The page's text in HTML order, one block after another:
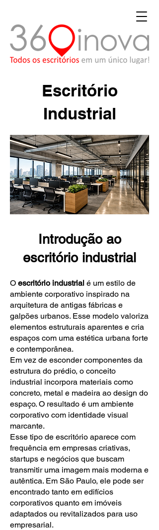
Escritório
Industrial
Introdução ao
escritório industrial
O escritório industrial é um estilo de
ambiente corporativo inspirado na
arquitetura de antigas fábricas e
galpões urbanos. Esse modelo valoriza
elementos estruturais aparentes e cria
espaços com uma estética urbana forte
e contemporânea.
Em vez de esconder componentes da
estrutura do prédio, o conceito
industrial incorpora materiais como
concreto, metal e madeira ao design do
espaço. O resultado é um ambiente
corporativo com identidade visual
marcante.
Esse tipo de escritório aparece com
frequência em empresas criativas,
startups e negócios que buscam
transmitir uma imagem mais moderna e
autêntica. Em São Paulo, ele pode ser
encontrado tanto em edifícios
corporativos quanto em imóveis
adaptados ou revitalizados para uso
empresarial.